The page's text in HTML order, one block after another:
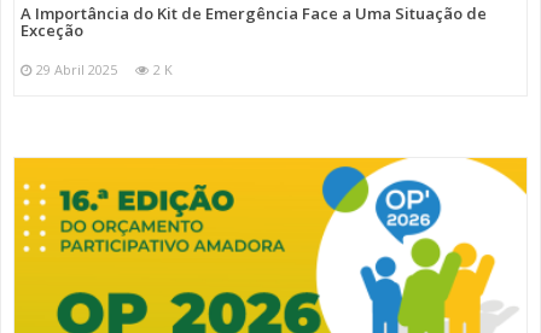
A Importância do Kit de Emergência Face a Uma Situação de
Exceção
29 Abril 2025 2 K